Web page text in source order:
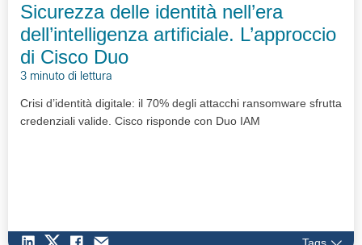
Sicurezza delle identità nell’era
dell’intelligenza artificiale. L’approccio
di Cisco Duo
3 minuto di lettura
Crisi d’identità digitale: il 70% degli attacchi ransomware sfrutta
credenziali valide. Cisco risponde con Duo IAM
Tags